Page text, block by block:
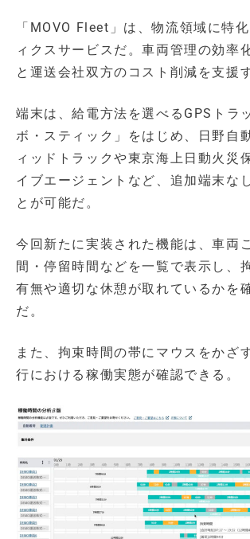
「MOVO Fleet」は、物流領域に特
ィクスサービスだ。車両管理の効率
と運送会社双方のコスト削減を支援
端末は、給電方法を選べるGPSトラ
ボ・スティック」をはじめ、日野自
ィッドトラックや東京海上日動火災
イブエージェントなど、追加端末な
とが可能だ。
今回新たに実装された機能は、車両
間・停留時間などを一覧で表示し、
有無や適切な休憩が取れているかを
だ。
また、拘束時間の帯にマウスをかざ
行における稼働実態が確認できる。